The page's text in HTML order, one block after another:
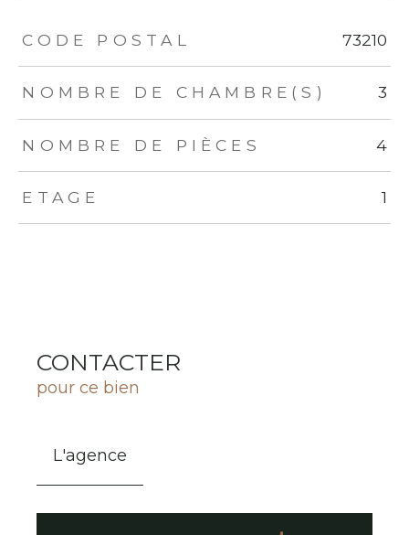
TRAD_ZEPHYR_Caracteristique TRAD_ZEPHYR_Valeurs
CODE POSTAL 73210
NOMBRE DE CHAMBRE(S) 3
NOMBRE DE PIÈCES 4
ETAGE 1
CONTACTER
pour ce bien
L'agence